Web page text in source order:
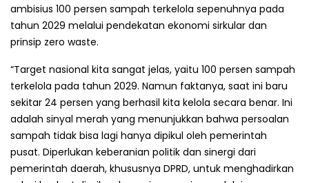
ambisius 100 persen sampah terkelola sepenuhnya pada
tahun 2029 melalui pendekatan ekonomi sirkular dan
prinsip zero waste.
“Target nasional kita sangat jelas, yaitu 100 persen sampah
terkelola pada tahun 2029. Namun faktanya, saat ini baru
sekitar 24 persen yang berhasil kita kelola secara benar. Ini
adalah sinyal merah yang menunjukkan bahwa persoalan
sampah tidak bisa lagi hanya dipikul oleh pemerintah
pusat. Diperlukan keberanian politik dan sinergi dari
pemerintah daerah, khususnya DPRD, untuk menghadirkan